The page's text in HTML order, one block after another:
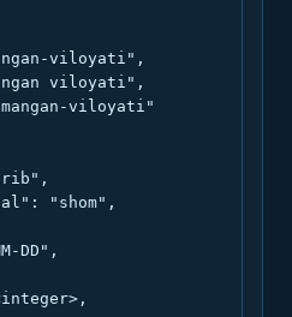
viloyati",
viloyati",
viloyati"
"shom",
DD",